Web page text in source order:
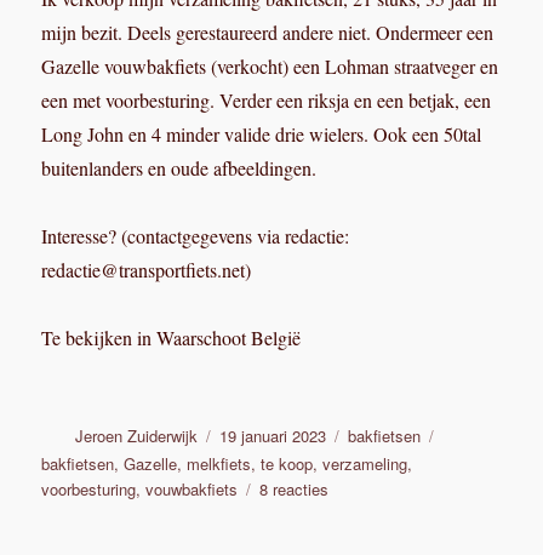
mijn bezit. Deels gerestaureerd andere niet. Ondermeer een
Gazelle vouwbakfiets (verkocht) een Lohman straatveger en
een met voorbesturing. Verder een riksja en een betjak, een
Long John en 4 minder valide drie wielers. Ook een 50tal
buitenlanders en oude afbeeldingen.
Interesse? (contactgegevens via redactie:
redactie@transportfiets.net)
Te bekijken in Waarschoot België
Auteur
Jeroen Zuiderwijk
Geplaatst
op
19 januari 2023 Categorieën
bakfietsen
bakfietsen,Gazelle, melkfiets,te koop,verzameling,
voorbesturing,vouwbakfiets 8 reacties